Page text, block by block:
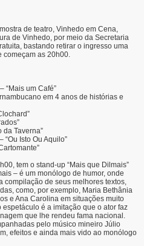
de teatro, Vinhedo em Cena,
de Vinhedo, por meio da Secretaria
bastando retirar o ingresso uma
começam as 20h00.
“Mais um Café”
em 4 anos de histórias e
da Taverna”
Isto Ou Aquilo”
tem o stand-up “Mais que Dilmais”
– é um monólogo de humor, onde
compilação de seus melhores textos,
como, por exemplo, Maria Bethânia
e Ana Carolina em situações muito
é a imitação que o ator faz
que lhe rendeu fama nacional.
pelo músico mineiro Júlio
efeitos e ainda mais vido ao monólogo